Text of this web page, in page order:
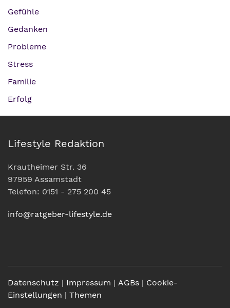
Gefühle
Gedanken
Probleme
Stress
Familie
Erfolg
Lifestyle Redaktion
Krautheimer Str. 36
97959 Assamstadt
Telefon: 0151 - 275 200 45
info@ratgeber-lifestyle.de
Datenschutz | Impressum | AGBs | Cookie-
Einstellungen | Themen